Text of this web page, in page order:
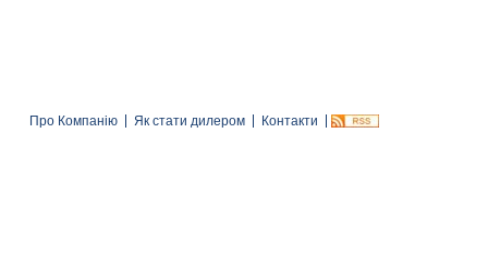
Про Компанію Як стати дилером Контакти